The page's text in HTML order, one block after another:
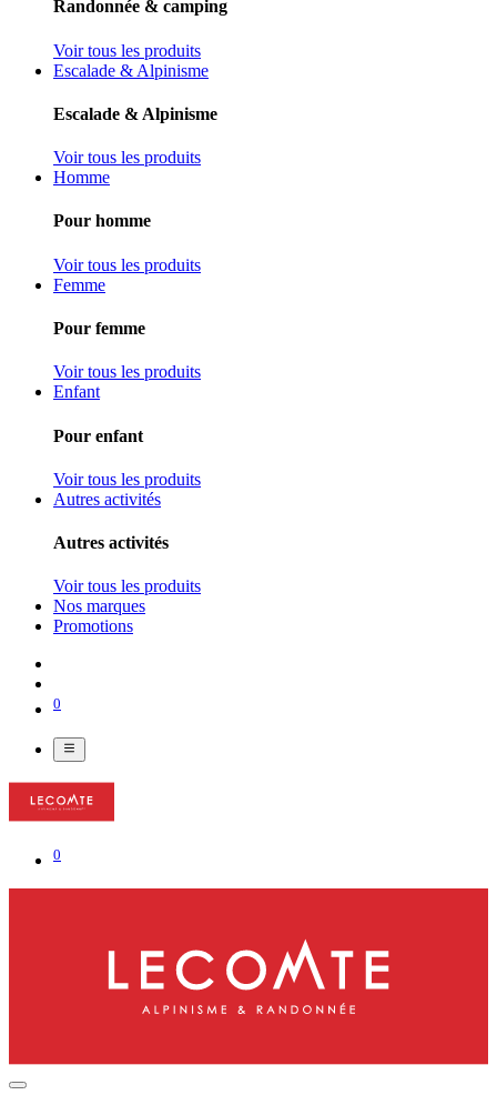
Randonnée & camping
Voir tous les produits
Escalade & Alpinisme
Escalade & Alpinisme
Voir tous les produits
Homme
Pour homme
Voir tous les produits
Femme
Pour femme
Voir tous les produits
Enfant
Pour enfant
Voir tous les produits
Autres activités
Autres activités
Voir tous les produits
Nos marques
Promotions
0
0